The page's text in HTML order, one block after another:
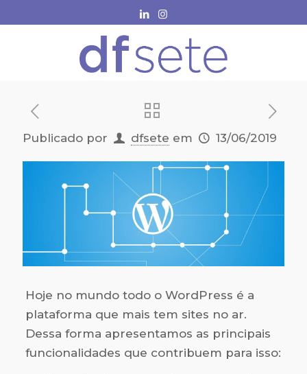
Publicado por dfsete em 13/06/2019
Hoje no mundo todo o WordPress é a
plataforma que mais tem sites no ar.
Dessa forma apresentamos as principais
funcionalidades que contribuem para isso: